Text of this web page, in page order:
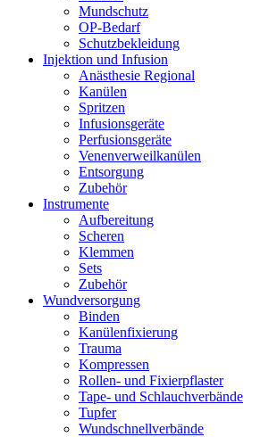
Mundschutz
OP-Bedarf
Schutzbekleidung
Injektion und Infusion
Anästhesie Regional
Kanülen
Spritzen
Infusionsgeräte
Perfusionsgeräte
Venenverweilkanülen
Entsorgung
Zubehör
Instrumente
Aufbereitung
Scheren
Klemmen
Sets
Zubehör
Wundversorgung
Binden
Kanülenfixierung
Trauma
Kompressen
Rollen- und Fixierpflaster
Tape- und Schlauchverbände
Tupfer
Wundschnellverbände